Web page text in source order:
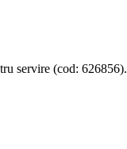
servire (cod: 626856).